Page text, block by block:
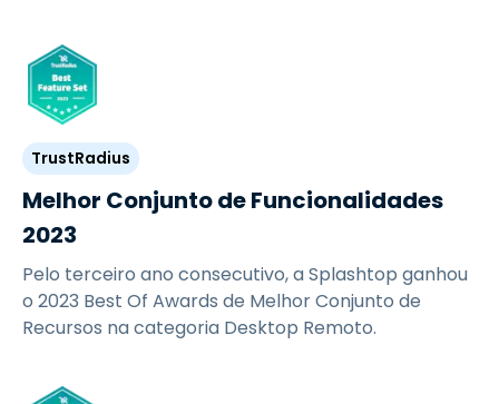
TrustRadius
Melhor Conjunto de Funcionalidades
2023
Pelo terceiro ano consecutivo, a Splashtop ganhou
o 2023 Best Of Awards de Melhor Conjunto de
Recursos na categoria Desktop Remoto.